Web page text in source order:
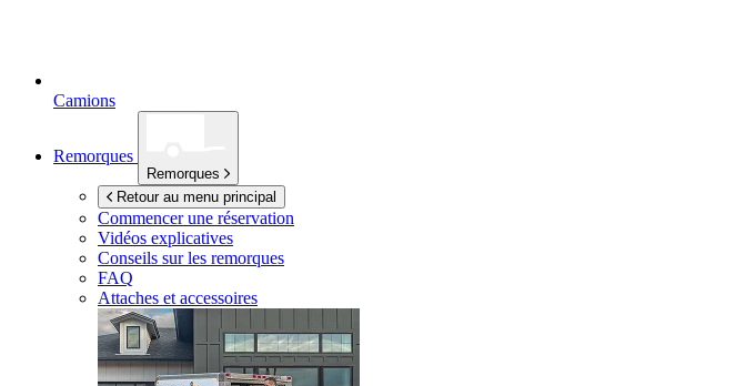
Camions
Remorques
Remorques
Retour au menu principal
Commencer une réservation
Vidéos explicatives
Conseils sur les remorques
FAQ
Attaches et accessoires